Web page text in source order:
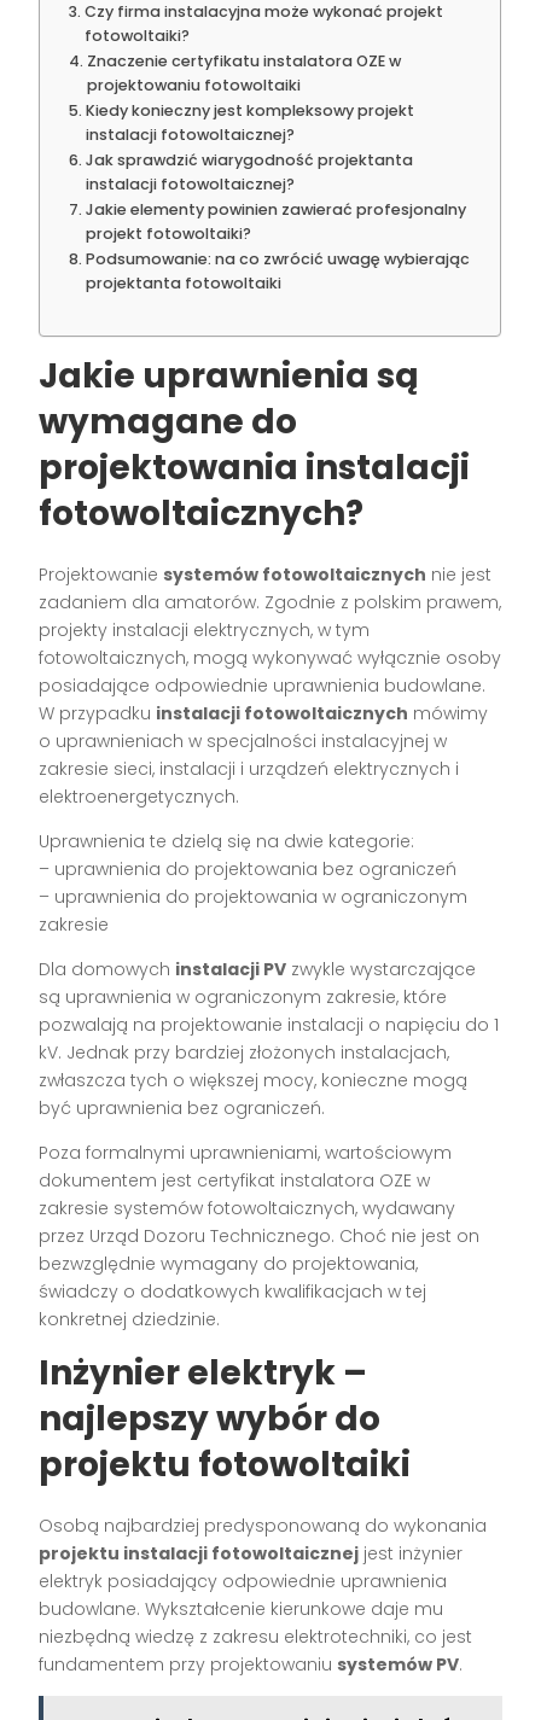
Czy firma instalacyjna może wykonać projekt
fotowoltaiki?
Znaczenie certyfikatu instalatora OZE w
projektowaniu fotowoltaiki
Kiedy konieczny jest kompleksowy projekt
instalacji fotowoltaicznej?
Jak sprawdzić wiarygodność projektanta
instalacji fotowoltaicznej?
Jakie elementy powinien zawierać profesjonalny
projekt fotowoltaiki?
Podsumowanie: na co zwrócić uwagę wybierając
projektanta fotowoltaiki
Jakie uprawnienia są
wymagane do
projektowania instalacji
fotowoltaicznych?
Projektowanie systemów fotowoltaicznych nie jest
zadaniem dla amatorów. Zgodnie z polskim prawem,
projekty instalacji elektrycznych, w tym
fotowoltaicznych, mogą wykonywać wyłącznie osoby
posiadające odpowiednie uprawnienia budowlane.
W przypadku instalacji fotowoltaicznych mówimy
o uprawnieniach w specjalności instalacyjnej w
zakresie sieci, instalacji i urządzeń elektrycznych i
elektroenergetycznych.
Uprawnienia te dzielą się na dwie kategorie:
– uprawnienia do projektowania bez ograniczeń
– uprawnienia do projektowania w ograniczonym
zakresie
Dla domowych instalacji PV zwykle wystarczające
są uprawnienia w ograniczonym zakresie, które
pozwalają na projektowanie instalacji o napięciu do 1
kV. Jednak przy bardziej złożonych instalacjach,
zwłaszcza tych o większej mocy, konieczne mogą
być uprawnienia bez ograniczeń.
Poza formalnymi uprawnieniami, wartościowym
dokumentem jest certyfikat instalatora OZE w
zakresie systemów fotowoltaicznych, wydawany
przez Urząd Dozoru Technicznego. Choć nie jest on
bezwzględnie wymagany do projektowania,
świadczy o dodatkowych kwalifikacjach w tej
konkretnej dziedzinie.
Inżynier elektryk –
najlepszy wybór do
projektu fotowoltaiki
Osobą najbardziej predysponowaną do wykonania
projektu instalacji fotowoltaicznej jest inżynier
elektryk posiadający odpowiednie uprawnienia
budowlane. Wykształcenie kierunkowe daje mu
niezbędną wiedzę z zakresu elektrotechniki, co jest
fundamentem przy projektowaniu systemów PV.